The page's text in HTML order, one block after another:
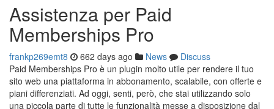
Assistenza per Paid
Memberships Pro
frankp269emt8 662 days ago News
Discuss
Paid Memberships Pro è un plugin molto utile per rendere il tuo
sito web una piattaforma in abbonamento, scalabile, con offerte e
piani differenziati. Ad oggi, senti, però, che stai utilizzando solo
una piccola parte di tutte le funzionalità messe a disposizione dal